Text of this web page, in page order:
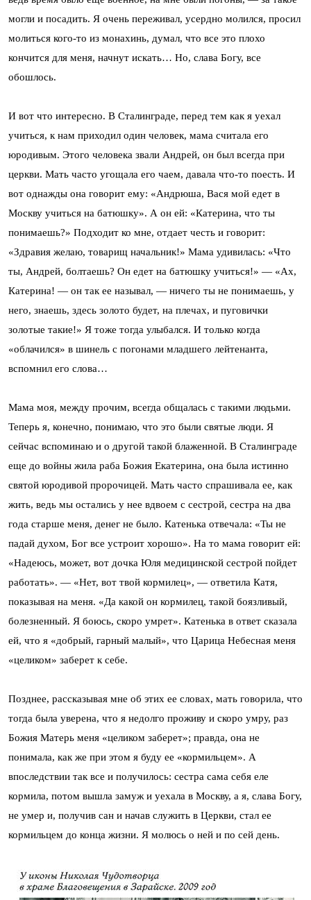
могли и посадить. Я очень переживал, усердно молился, просил
молиться кого-то из монахинь, думал, что все это плохо
кончится для меня, начнут искать… Но, слава Богу, все
обошлось.
И вот что интересно. В Сталинграде, перед тем как я уехал
учиться, к нам приходил один человек, мама считала его
юродивым. Этого человека звали Андрей, он был всегда при
церкви. Мать часто угощала его чаем, давала что-то поесть. И
вот однажды она говорит ему: «Андрюша, Вася мой едет в
Москву учиться на батюшку». А он ей: «Катерина, что ты
понимаешь?» Подходит ко мне, отдает честь и говорит:
«Здравия желаю, товарищ начальник!» Мама удивилась: «Что
ты, Андрей, болтаешь? Он едет на батюшку учиться!» — «Ах,
Катерина! — он так ее называл, — ничего ты не понимаешь, у
него, знаешь, здесь золото будет, на плечах, и пуговички
золотые такие!» Я тоже тогда улыбался. И только когда
«облачился» в шинель с погонами младшего лейтенанта,
вспомнил его слова…
Мама моя, между прочим, всегда общалась с такими людьми.
Теперь я, конечно, понимаю, что это были святые люди. Я
сейчас вспоминаю и о другой такой блаженной. В Сталинграде
еще до войны жила раба Божия Екатерина, она была истинно
святой юродивой пророчицей. Мать часто спрашивала ее, как
жить, ведь мы остались у нее вдвоем с сестрой, сестра на два
года старше меня, денег не было. Катенька отвечала: «Ты не
падай духом, Бог все устроит хорошо». На то мама говорит ей:
«Надеюсь, может, вот дочка Юля медицинской сестрой пойдет
работать». — «Нет, вот твой кормилец», — ответила Катя,
показывая на меня. «Да какой он кормилец, такой боязливый,
болезненный. Я боюсь, скоро умрет». Катенька в ответ сказала
ей, что я «добрый, гарный малый», что Царица Небесная меня
«целиком» заберет к себе.
Позднее, рассказывая мне об этих ее словах, мать говорила, что
тогда была уверена, что я недолго проживу и скоро умру, раз
Божия Матерь меня «целиком заберет»; правда, она не
понимала, как же при этом я буду ее «кормильцем». А
впоследствии так все и получилось: сестра сама себя еле
кормила, потом вышла замуж и уехала в Москву, а я, слава Богу,
не умер и, получив сан и начав служить в Церкви, стал ее
кормильцем до конца жизни. Я молюсь о ней и по сей день.